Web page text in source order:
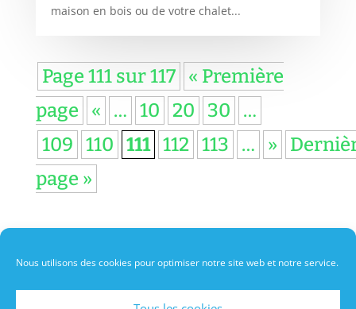
Nous utilisons des cookies pour optimiser notre site web et notre service.
maison en bois ou de votre chalet...
Page 111 sur 117
« Première
page
« … 10 20 30
…
109
110 111 112 113 … »
page »